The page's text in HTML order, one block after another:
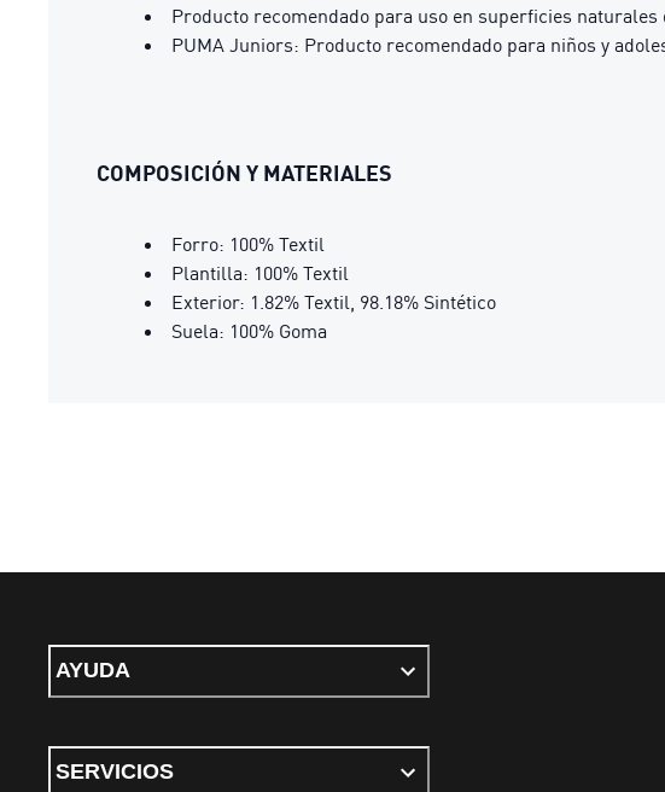
Producto recomendado para uso en superficies
PUMA Juniors: Producto recomendado para niños y
COMPOSICIÓN Y MATERIALES
Forro: 100% Textil
Plantilla: 100% Textil
Exterior: 1.82% Textil, 98.18% Sintético
Suela: 100% Goma
AYUDA
SERVICIOS